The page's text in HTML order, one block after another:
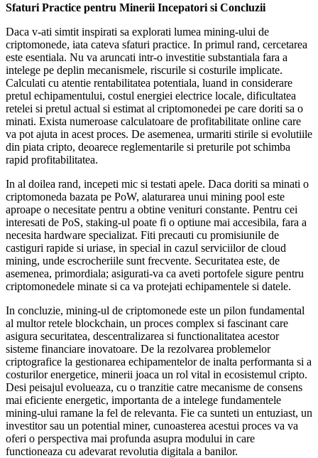
Sfaturi Practice pentru Minerii Incepatori si Concluzii
Daca v-ati simtit inspirati sa explorati lumea mining-ului de
criptomonede, iata cateva sfaturi practice. In primul rand, cercetarea
este esentiala. Nu va aruncati intr-o investitie substantiala fara a
intelege pe deplin mecanismele, riscurile si costurile implicate.
Calculati cu atentie rentabilitatea potentiala, luand in considerare
pretul echipamentului, costul energiei electrice locale, dificultatea
retelei si pretul actual si estimat al criptomonedei pe care doriti sa o
minati. Exista numeroase calculatoare de profitabilitate online care
va pot ajuta in acest proces. De asemenea, urmariti stirile si evolutiile
din piata cripto, deoarece reglementarile si preturile pot schimba
rapid profitabilitatea.
In al doilea rand, incepeti mic si testati apele. Daca doriti sa minati o
criptomoneda bazata pe PoW, alaturarea unui mining pool este
aproape o necesitate pentru a obtine venituri constante. Pentru cei
interesati de PoS, staking-ul poate fi o optiune mai accesibila, fara a
necesita hardware specializat. Fiti precauti cu promisiunile de
castiguri rapide si uriase, in special in cazul serviciilor de cloud
mining, unde escrocheriile sunt frecvente. Securitatea este, de
asemenea, primordiala; asigurati-va ca aveti portofele sigure pentru
criptomonedele minate si ca va protejati echipamentele si datele.
In concluzie, mining-ul de criptomonede este un pilon fundamental
al multor retele blockchain, un proces complex si fascinant care
asigura securitatea, descentralizarea si functionalitatea acestor
sisteme financiare inovatoare. De la rezolvarea problemelor
criptografice la gestionarea echipamentelor de inalta performanta si a
costurilor energetice, minerii joaca un rol vital in ecosistemul cripto.
Desi peisajul evolueaza, cu o tranzitie catre mecanisme de consens
mai eficiente energetic, importanta de a intelege fundamentele
mining-ului ramane la fel de relevanta. Fie ca sunteti un entuziast, un
investitor sau un potential miner, cunoasterea acestui proces va va
oferi o perspectiva mai profunda asupra modului in care
functioneaza cu adevarat revolutia digitala a banilor.